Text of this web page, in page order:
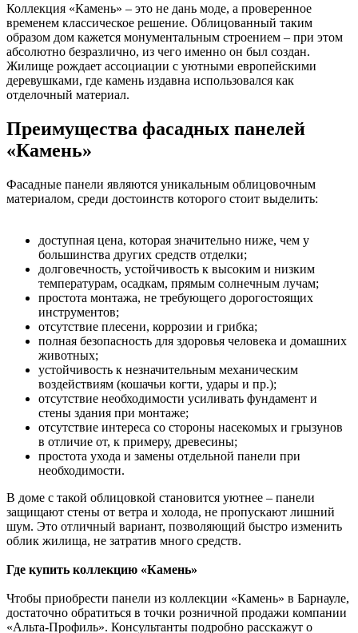
Коллекция «Камень» – это не дань моде, а проверенное
временем классическое решение. Облицованный таким
образом дом кажется монументальным строением – при этом
абсолютно безразлично, из чего именно он был создан.
Жилище рождает ассоциации с уютными европейскими
деревушками, где камень издавна использовался как
отделочный материал.
Преимущества фасадных панелей
«Камень»
Фасадные панели являются уникальным облицовочным
материалом, среди достоинств которого стоит выделить:
доступная цена, которая значительно ниже, чем у
большинства других средств отделки;
долговечность, устойчивость к высоким и низким
температурам, осадкам, прямым солнечным лучам;
простота монтажа, не требующего дорогостоящих
инструментов;
отсутствие плесени, коррозии и грибка;
полная безопасность для здоровья человека и домашних
животных;
устойчивость к незначительным механическим
воздействиям (кошачьи когти, удары и пр.);
отсутствие необходимости усиливать фундамент и
стены здания при монтаже;
отсутствие интереса со стороны насекомых и грызунов
в отличие от, к примеру, древесины;
простота ухода и замены отдельной панели при
необходимости.
В доме с такой облицовкой становится уютнее – панели
защищают стены от ветра и холода, не пропускают лишний
шум. Это отличный вариант, позволяющий быстро изменить
облик жилища, не затратив много средств.
Где купить коллекцию «Камень»
Чтобы приобрести панели из коллекции «Камень» в Барнауле,
достаточно обратиться в точки розничной продажи компании
«Альта-Профиль». Консультанты подробно расскажут о